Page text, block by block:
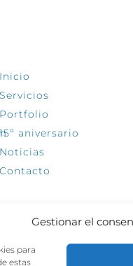
Gestionar el
para
estas
Inicio
Servicios
Portfolio
15º aniversario
Noticias
Contacto